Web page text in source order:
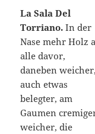
La Sala Del
Torriano. In der
Nase mehr Holz
alle davor,
daneben weicher,
auch etwas
belegter, am
Gaumen
weicher, die